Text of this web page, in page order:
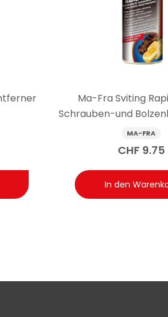
das als schonend für
Mikrofasertuch verwenden, eine
die Scheibenwaschflüssigkeit im
Scheibenwaschflüssigkeit für den
Ma-Fra Sviting
Schrauben-und
MA-FRA
CHF 9.75
In den